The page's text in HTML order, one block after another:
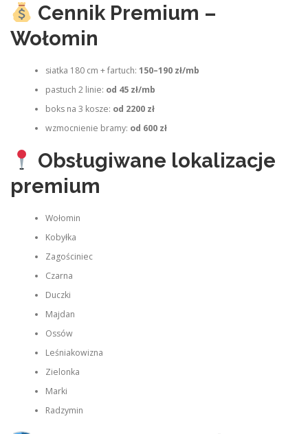
Cennik Premium –
Wołomin
siatka 180 cm + fartuch: 150–190 zł/mb
pastuch 2 linie: od 45 zł/mb
boks na 3 kosze: od 2200 zł
wzmocnienie bramy: od 600 zł
Obsługiwane lokalizacje
premium
Wołomin
Kobyłka
Zagościniec
Czarna
Duczki
Majdan
Ossów
Leśniakowizna
Zielonka
Marki
Radzymin